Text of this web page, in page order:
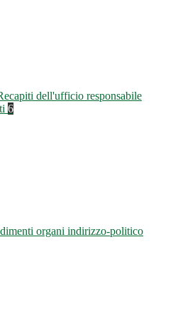
dell'ufficio responsabile
6
organi indirizzo-politico